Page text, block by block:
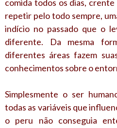
comida todos os dias,
repetir pelo todo sempre,
indício no passado que o
diferente. Da mesma
diferentes áreas fazem
conhecimentos sobre o
Simplesmente o ser
todas as variáveis que
o peru não conseguia